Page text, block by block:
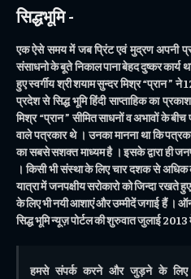
सिद्धभूमि -
एक ऐसे समय में जब प्रिंट एवं मुद्रण अपनी
संसाधनो के बूते निकाल पाना बेहद दुष्कर
हुए स्वर्गीय श्री शयाम सुन्दर मिश्र “प्रान ” ने
प्रदेश से सिद्ध भूमि हिंदी साप्ताहिक का
मिश्र “प्रान ” सीमित साधनों व अभावों के
वाले पत्रकार थे । उनका मानना था कि
का सबसे सशक्त माध्यम है । इसके द्वारा ही
। किसी भी संस्था के लिए चार दशक से अधिक
यात्रा में जनपक्षीय सरोकारो को जिन्दा
के लिए भी नयी आशाएं और उम्मीदें जगाई हैं ।
सिद्ध भूमि न्यूज़ पोर्टल की शुरुवात जुलाई 2013
हमसे संपर्क करने और जुड़ने के